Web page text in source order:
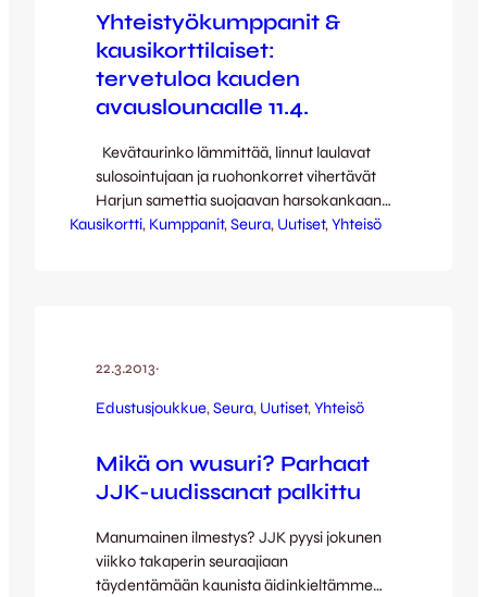
Yhteistyökumppanit &
kausikorttilaiset:
tervetuloa kauden
avauslounaalle 11.4.
Kevätaurinko lämmittää, linnut laulavat
sulosointujaan ja ruohonkorret vihertävät
Harjun samettia suojaavan harsokankaan
alla – kyllä, futiskausi alkaa nyt! JJK
päävalmentaja Kari Martosen ja seuran
puheenvuorot. Tilaisuus on ilmainen…
Kausikortti, Kumppanit, Seura, Uutiset, Yhteisö
22.3.2013·
Edustusjoukkue, Seura, Uutiset, Yhteisö
Mikä on wusuri? Parhaat
JJK-uudissanat palkittu
Manumainen ilmestys? JJK pyysi jokunen
viikko takaperin seuraajiaan
täydentämään kaunista äidinkieltämme